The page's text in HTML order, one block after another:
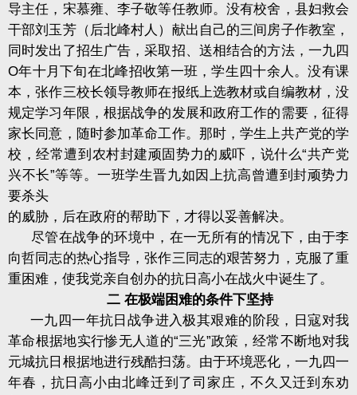
导主任，宋慕雍、李子敬等任教师。没有校舍，县妇救会
干部刘玉芳（后北峰村人）献出自己的三间房子作教室，
同时发出了招生广告，采取招、送相结合的方法，一九四
O年十月下旬在北峰招收第一班，学生四十余人。没有课
本，张作三校长领导教师在报纸上选教材或自编教材，没
规定学习年限，根据战争的发展和政府工作的需要，征得
家长同意，随时参加革命工作。那时，学生上共产党的学
校，经常遭到农村封建顽固势力的威吓，说什么“共产党
兴不长”等等。一班学生晋九如因上抗高曾遭到封顽势力
要杀头
的威胁，后在政府的帮助下，才得以妥善解决。
尽管在战争的环境中，在一无所有的情况下，由于李
向哲同志的热心指导，张作三同志的艰苦努力，克服了重
重困难，使我党亲自创办的抗日高小在战火中诞生了。
二 在极端困难的条件下坚持
一九四一年抗日战争进入极其艰难的阶段，日寇对我
革命根据地实行惨无人道的“三光”政策，经常不断地对我
元城抗日根据地进行残酷扫荡。由于环境恶化，一九四一
年春，抗日高小由北峰迁到了司家庄，不久又迁到东劝